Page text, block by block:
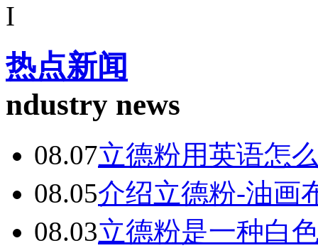
I
热点新闻
ndustry news
08.07立德粉用英语怎
08.05介绍立德粉-油画
08.03立德粉是一种白